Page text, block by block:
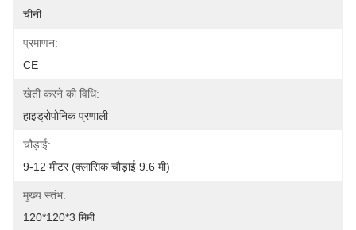
चीनी
प्रमाणन:
CE
खेती करने की विधि:
हाइड्रोपोनिक प्रणाली
चौड़ाई:
9-12 मीटर (क्लासिक चौड़ाई 9.6 मी)
मुख्य स्तंभ:
120*120*3 मिमी